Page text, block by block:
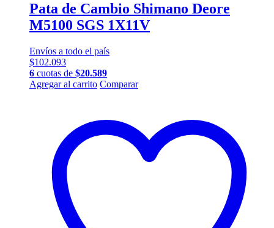
Pata de Cambio Shimano Deore
M5100 SGS 1X11V
Envíos a todo el país
$102.093
6 cuotas de $20.589
Agregar al carrito Comparar